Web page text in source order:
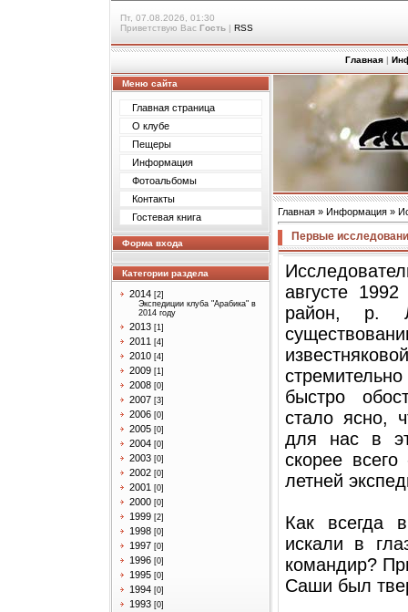
Пт, 07.08.2026, 01:30
Приветствую Вас Гость | RSS
Главная|
Меню сайта
Главная страница
О клубе
Пещеры
Информация
Фотоальбомы
Контакты
Гостевая книга
Форма входа
Категории раздела
2014 [2]
Экспедиции клуба "Арабика" в
2014 году
2013 [1]
2011 [4]
2010 [4]
2009 [1]
2008 [0]
2007 [3]
2006 [0]
2005 [0]
2004 [0]
2003 [0]
2002 [0]
2001 [0]
2000 [0]
1999 [2]
1998 [0]
1997 [0]
1996 [0]
1995 [0]
1994 [0]
1993 [0]
Главная » Информация »
Первые
августе
район, р.
быстро
стало ясно,
для нас в
скорее
летней
Как всегда
искали в
командир?
Саши был